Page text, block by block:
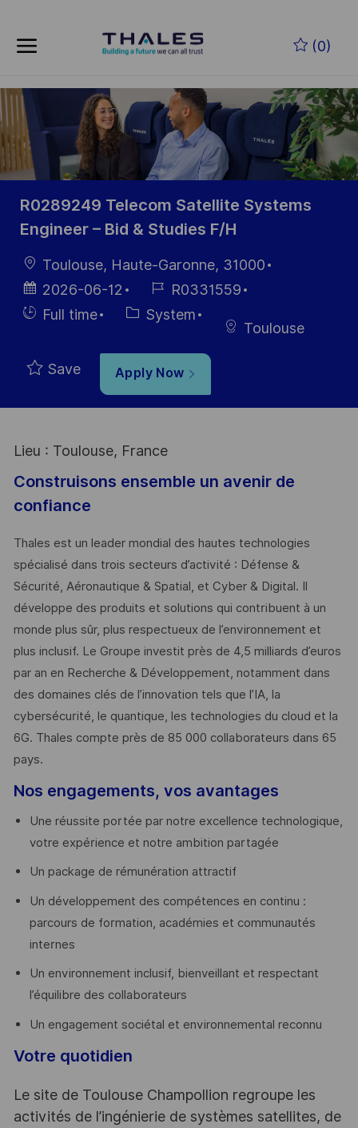
(0)
-
R0289249 Telecom Satellite Systems
Engineer – Bid & Studies F/H
LocationToulouse, Haute-Garonne, 31000
Posted
Date
2026-06-12
Job
Id
R0331559
HiringFull time Category
System
Toulouse
Save Apply Now
Lieu : Toulouse, France
Construisons ensemble un avenir de
confiance
Thales est un leader mondial des hautes technologies
spécialisé dans trois secteurs d’activité : Défense &
Sécurité, Aéronautique & Spatial, et Cyber & Digital. Il
développe des produits et solutions qui contribuent à un
monde plus sûr, plus respectueux de l’environnement et
plus inclusif. Le Groupe investit près de 4,5 milliards d’euros
par an en Recherche & Développement, notamment dans
des domaines clés de l’innovation tels que l’IA, la
cybersécurité, le quantique, les technologies du cloud et la
6G. Thales compte près de 85 000 collaborateurs dans 65
pays. ​
Nos engagements, vos avantages
Une réussite portée par notre excellence technologique,
votre expérience et notre ambition partagée
Un package de rémunération attractif
Un développement des compétences en continu :
parcours de formation, académies et communautés
internes
Un environnement inclusif, bienveillant et respectant
l’équilibre des collaborateurs
Un engagement sociétal et environnemental reconnu
Votre quotidien
Le site de Toulouse Champollion regroupe les
activités de l’ingénierie de systèmes satellites, de